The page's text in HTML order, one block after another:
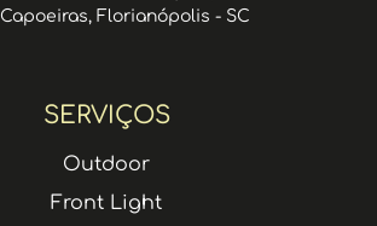
SERVIÇOS
Outdoor
Front Light
Capoeiras, Florianópolis - SC